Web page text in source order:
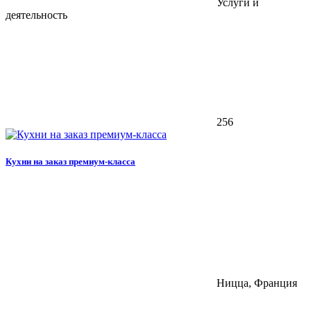
деятельность
256
Кухни на заказ премиум-класса
Ницца, Франция